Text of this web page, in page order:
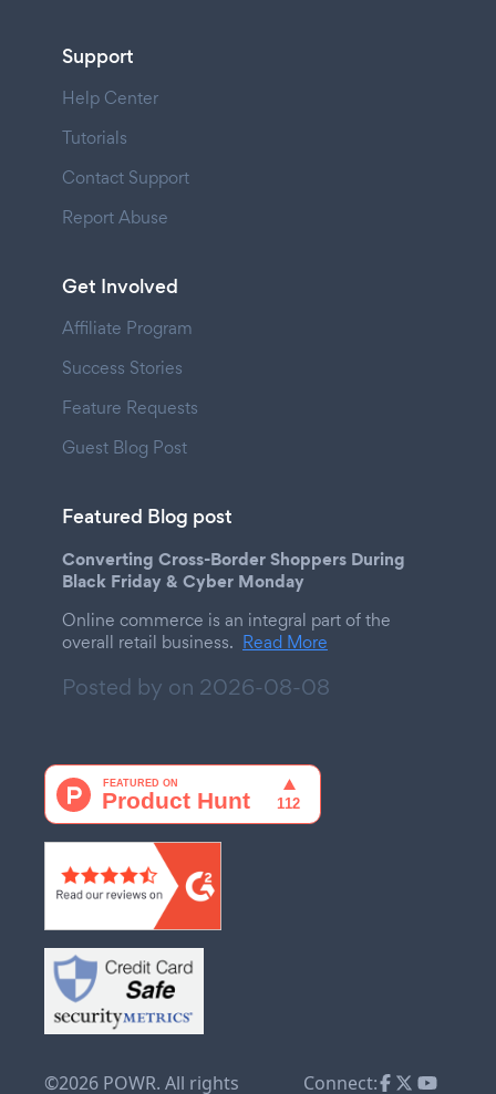
Support
Help Center
Tutorials
Contact Support
Report Abuse
Get Involved
Affiliate Program
Success Stories
Feature Requests
Guest Blog Post
Featured Blog post
Converting Cross-Border Shoppers During
Black Friday & Cyber Monday
Online commerce is an integral part of the
overall retail business. Read More
Posted by on 2026-08-08
©2026 POWR. All rights Connect: